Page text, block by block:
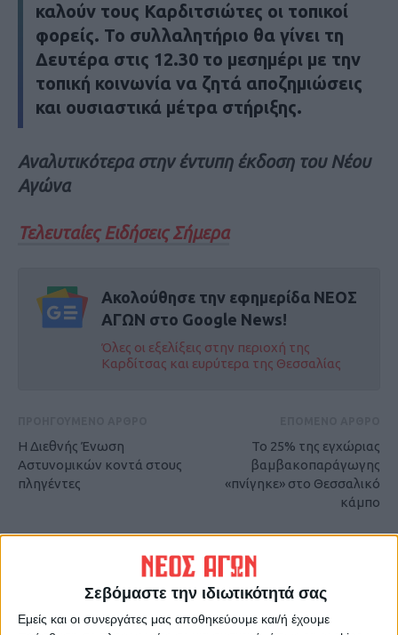
Σεβόμαστε την ιδιωτικότητά σας
Εμείς και οι συνεργάτες μας αποθηκεύουμε και/ή έχουμε
καλούν τους Καρδιτσιώτες οι τοπικοί
φορείς. Το συλλαλητήριο θα γίνει τη
Δευτέρα στις 12.30 το μεσημέρι με την
τοπική κοινωνία να ζητά αποζημιώσεις
και ουσιαστικά μέτρα στήριξης.
Αναλυτικότερα στην έντυπη έκδοση του Νέου
Αγώνα
Τελευταίες Ειδήσεις Σήμερα
Ακολούθησε την εφημερίδα ΝΕΟΣ
ΑΓΩΝ στο Google News!
Όλες οι εξελίξεις στην περιοχή της
Καρδίτσας και ευρύτερα της Θεσσαλίας
Η Διεθνής Ένωση
Αστυνομικών κοντά στους
πληγέντες
Το 25% της εγχώριας
βαμβακοπαράγωγης
«πνίγηκε» στο Θεσσαλικό
κάμπο